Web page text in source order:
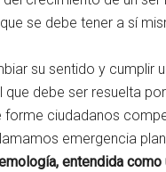
se debe tener a sí
su sentido y cumplir
que debe ser resuelta
ciudadanos
emergencia
entendida